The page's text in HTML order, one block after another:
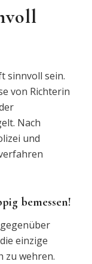
sinnvoll sein.
von Richterin
Nach
und
bemessen!
einzige
zu wehren.